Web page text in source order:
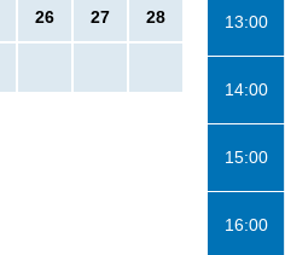
26 27 28 13:00
14:00
15:00
16:00